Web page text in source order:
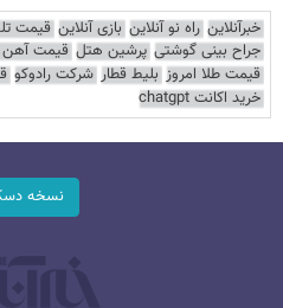
خبرآنلاین راه نو آنلاین بازی آنلاین قیمت
جراح بینی گوشتی پرشین هتل قیمت آهن
قیمت طلا امروز بلیط قطار شرکت رادوکو
خرید اکانت chatgpt
نسخه